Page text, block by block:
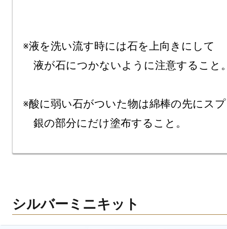
※液を洗い流す時には石を上向きにして
液が石につかないように注意すること
※酸に弱い石がついた物は綿棒の先にス
シルバーミニキット